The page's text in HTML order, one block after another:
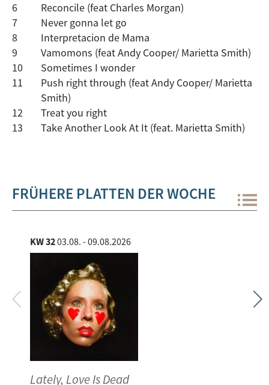
6
Reconcile (feat Charles Morgan)
7
Never gonna let go
8
Interpretacion de Mama
9
Vamomons (feat Andy Cooper/ Marietta Smith)
10
Sometimes I wonder
11
Push right through (feat Andy Cooper/ Marietta
Smith)
12
Treat you right
13
Take Another Look At It (feat. Marietta Smith)
FRÜHERE PLATTEN DER WOCHE
KW 3203.08. - 09.08.2026
Lately, Love Is Dead